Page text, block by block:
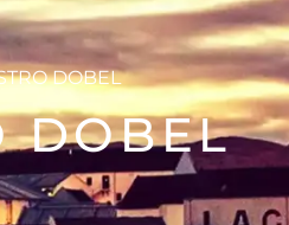
DOBEL
DOBEL